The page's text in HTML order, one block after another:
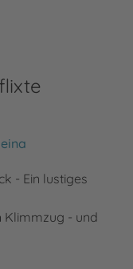
- Ein lustiges
Klimmzug - und